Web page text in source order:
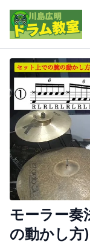
モーラー
の動かし方)